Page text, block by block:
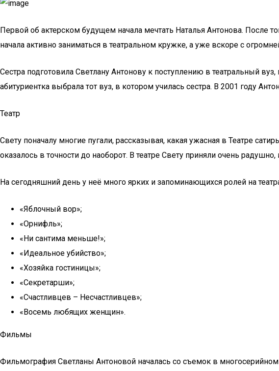
Первой об актерском будущем начала мечтать Наталья Антонова. После
начала активно заниматься в театральном кружке, а уже вскоре с
Сестра подготовила Светлану Антонову к поступлению в театральный
абитуриентка выбрала тот вуз, в котором училась сестра. В 2001 году
Театр
Свету поначалу многие пугали, рассказывая, какая ужасная в Театре
оказалось в точности до наоборот. В театре Свету приняли очень
На сегодняшний день у неё много ярких и запоминающихся ролей на
«Яблочный вор»;
«Орнифль»;
«Ни сантима меньше!»;
«Идеальное убийство»;
«Хозяйка гостиницы»;
«Секретарши»;
«Счастливцев – Несчастливцев»;
«Восемь любящих женщин».
Фильмы
Фильмография Светланы Антоновой началась со съемок в